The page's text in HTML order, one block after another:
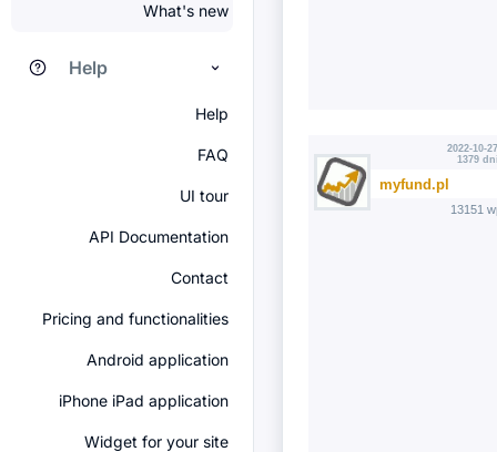
What's new
Help
Help
FAQ
UI tour
API Documentation
Contact
Pricing and functionalities
Android application
iPhone iPad application
Widget for your site
2022-10-
1379
myfund.pl
13151